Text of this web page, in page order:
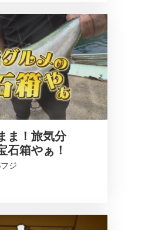
ま！旅気分
石箱やぁ！
ジ